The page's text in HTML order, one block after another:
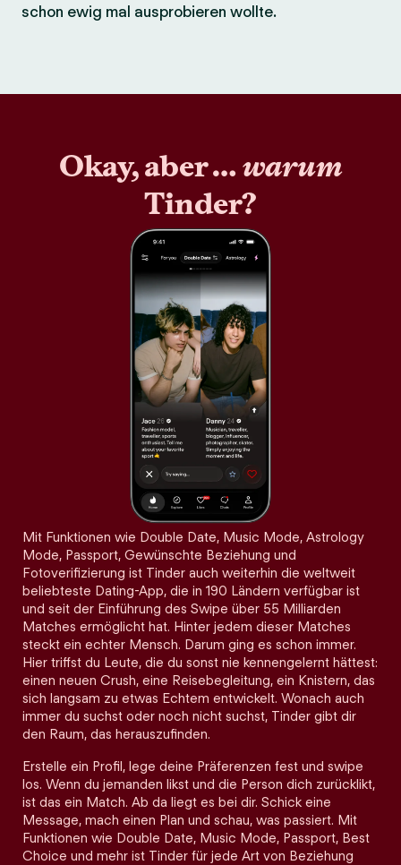
schon ewig mal ausprobieren wollte.
Okay, aber …warum
Tinder?
Mit Funktionen wie Double Date, Music Mode, Astrology
Mode, Passport, Gewünschte Beziehung und
Fotoverifizierung ist Tinder auch weiterhin die weltweit
beliebteste Dating-App, die in 190 Ländern verfügbar ist
und seit der Einführung des Swipe über 55 Milliarden
Matches ermöglicht hat. Hinter jedem dieser Matches
steckt ein echter Mensch. Darum ging es schon immer.
Hier triffst du Leute, die du sonst nie kennengelernt hättest:
einen neuen Crush, eine Reisebegleitung, ein Knistern, das
sich langsam zu etwas Echtem entwickelt. Wonach auch
immer du suchst oder noch nicht suchst, Tinder gibt dir
den Raum, das herauszufinden.
Erstelle ein Profil, lege deine Präferenzen fest und swipe
los. Wenn du jemanden likst und die Person dich zurücklikt,
ist das ein Match. Ab da liegt es bei dir. Schick eine
Message, mach einen Plan und schau, was passiert. Mit
Funktionen wie Double Date, Music Mode, Passport, Best
Choice und mehr ist Tinder für jede Art von Beziehung